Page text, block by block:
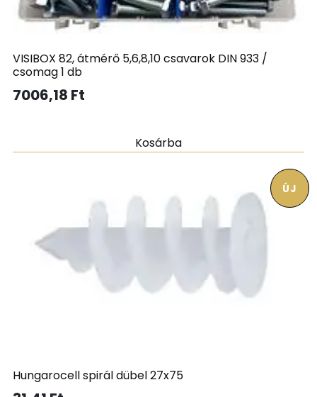
VISIBOX 82, átmérő 5,6,8,10 csavarok DIN 933 /
csomag 1 db
7006,18 Ft
Kosárba
Hungarocell spirál dübel 27x75
ÚJ